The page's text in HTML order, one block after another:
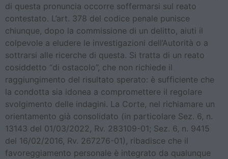
di questa pronuncia occorre soffermarsi sul reato
contestato. L’art. 378 del codice penale punisce
chiunque, dopo la commissione di un delitto, aiuti il
colpevole a eludere le investigazioni dell’Autorità o a
sottrarsi alle ricerche di questa. Si tratta di un reato
cosiddetto “di ostacolo”, che non richiede il
raggiungimento del risultato sperato: è sufficiente che
la condotta sia idonea a compromettere il regolare
svolgimento delle indagini. La Corte, nel richiamare un
orientamento già consolidato (in particolare Sez. 6, n.
13143 del 01/03/2022, Rv. 283109-01; Sez. 6, n. 9415
del 16/02/2016, Rv. 267276-01), ribadisce che il
favoreggiamento personale è integrato da qualunque